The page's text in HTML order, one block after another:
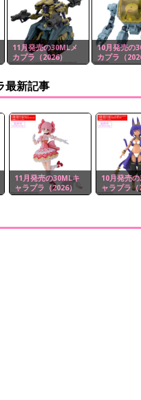
11月発売の30MLメ
カプラ（2026）
10月発売の
カプラ（
最新記事
11月発売の30MLキ
ャラプラ（2026）
10月発売
ャラプラ（